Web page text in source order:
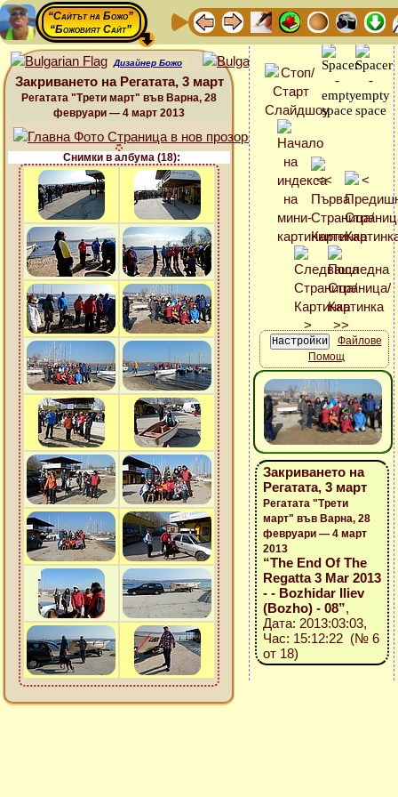
“Сайтът на Божо”
“Божовият Сайт”
Дизайнер Божо
Закриването на Регатата, 3 март
Регатата "Трети март" във Варна, 28
февруари — 4 март 2013
Снимки в албума (18):
Файлове
Помощ
Закриването на
Регатата, 3 март
Регатата "Трети
март" във Варна, 28
февруари — 4 март
2013
“The End Of The
Regatta 3 Mar 2013
- - Bozhidar Iliev
(Bozho) - 08”,
Дата: 2013:03:03,
Час: 15:12:22 (№ 6
от 18)